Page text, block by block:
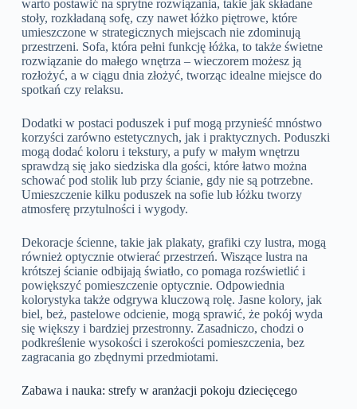
warto postawić na sprytne rozwiązania, takie jak składane
stoły, rozkładaną sofę, czy nawet łóżko piętrowe, które
umieszczone w strategicznych miejscach nie zdominują
przestrzeni. Sofa, która pełni funkcję łóżka, to także świetne
rozwiązanie do małego wnętrza – wieczorem możesz ją
rozłożyć, a w ciągu dnia złożyć, tworząc idealne miejsce do
spotkań czy relaksu.
Dodatki w postaci poduszek i puf mogą przynieść mnóstwo
korzyści zarówno estetycznych, jak i praktycznych. Poduszki
mogą dodać koloru i tekstury, a pufy w małym wnętrzu
sprawdzą się jako siedziska dla gości, które łatwo można
schować pod stolik lub przy ścianie, gdy nie są potrzebne.
Umieszczenie kilku poduszek na sofie lub łóżku tworzy
atmosferę przytulności i wygody.
Dekoracje ścienne, takie jak plakaty, grafiki czy lustra, mogą
również optycznie otwierać przestrzeń. Wiszące lustra na
krótszej ścianie odbijają światło, co pomaga rozświetlić i
powiększyć pomieszczenie optycznie. Odpowiednia
kolorystyka także odgrywa kluczową rolę. Jasne kolory, jak
biel, beż, pastelowe odcienie, mogą sprawić, że pokój wyda
się większy i bardziej przestronny. Zasadniczo, chodzi o
podkreślenie wysokości i szerokości pomieszczenia, bez
zagracania go zbędnymi przedmiotami.
Zabawa i nauka: strefy w aranżacji pokoju dziecięcego